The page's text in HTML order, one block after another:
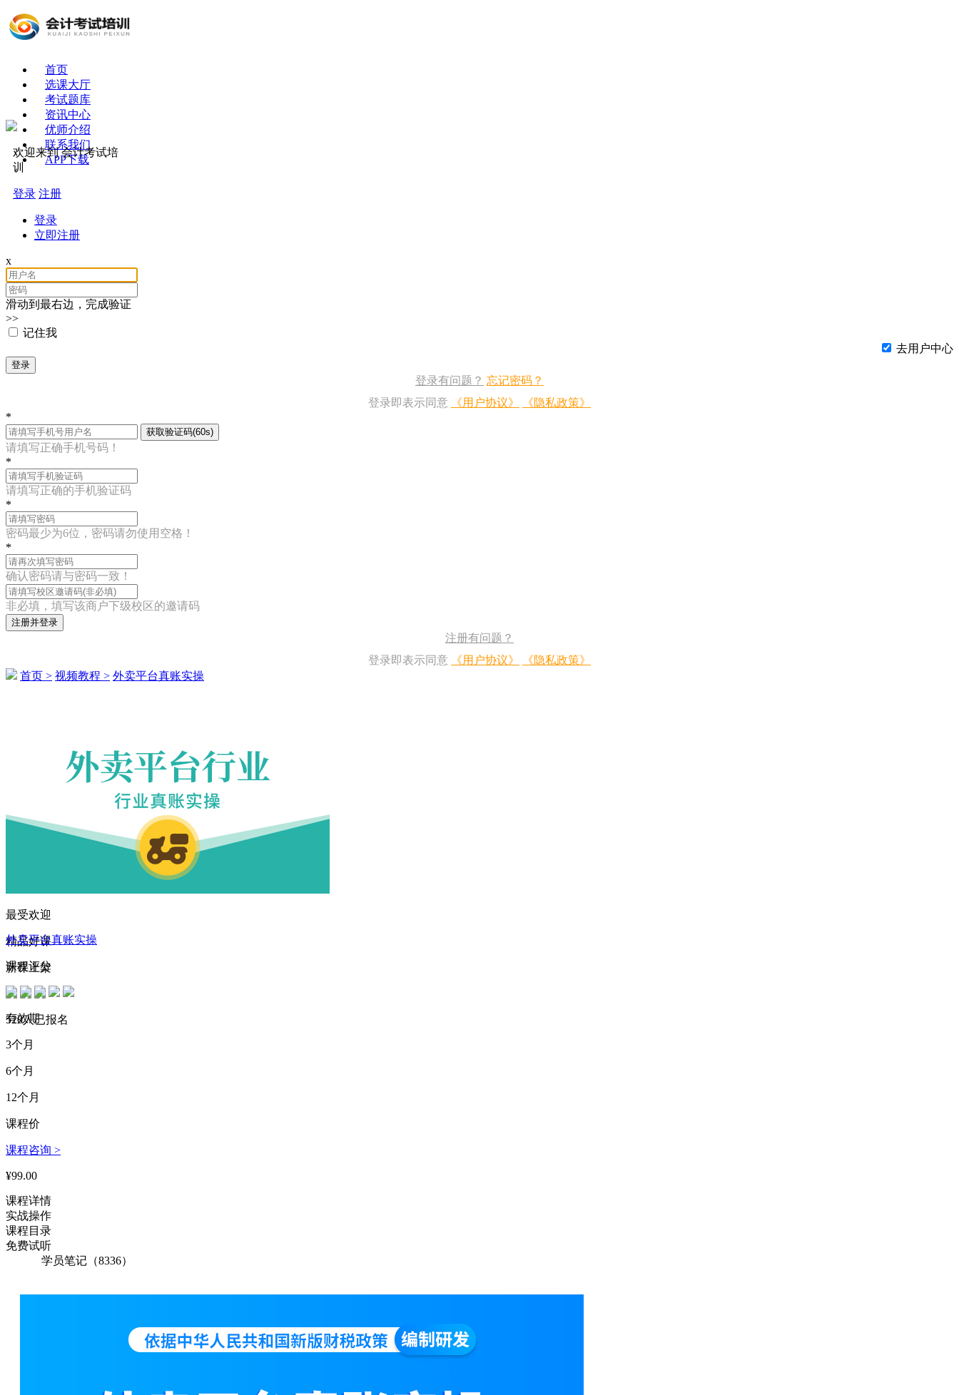
首页
选课大厅
考试题库
资讯中心
优师介绍
联系我们
APP下载
欢迎来到 会计考试培
训
登录 注册
登录
立即注册
x
滑动到最右边，完成验证
>>
记住我
去用户中心
登录
登录有问题？ 忘记密码？
登录即表示同意
《用户协议》
《隐私政策》
*
获取验证码(60s)
请填写正确手机号码！
*
请填写正确的手机验证码
*
密码最少为6位，密码请勿使用空格！
*
确认密码请与密码一致！
非必填，填写该商户下级校区的邀请码
注册并登录
注册有问题？
登录即表示同意
《用户协议》
《隐私政策》
首页 > 视频教程 > 外卖平台真账实操
137****3070 刚刚购买了该课程
179****4814 刚刚购买了该课程
138****5898 刚刚购买了该课程
178****3886 刚刚购买了该课程
135****5161 刚刚购买了该课程
139****5860 刚刚购买了该课程
160****3494 刚刚购买了该课程
155****1477 刚刚购买了该课程
171****3337 刚刚购买了该课程
136****6000 刚刚购买了该课程
165****5934 刚刚购买了该课程
149****4283 刚刚购买了该课程
179****6716 刚刚购买了该课程
190****1984 刚刚购买了该课程
144****5473 刚刚购买了该课程
161****5480 刚刚购买了该课程
179****1787 刚刚购买了该课程
183****3280 刚刚购买了该课程
134****4471 刚刚购买了该课程
170****3529 刚刚购买了该课程
133****4655 刚刚购买了该课程
最受欢迎
精品好课
新课上架
520人已报名
外卖平台真账实操
课程评分
有效期
3个月
6个月
12个月
课程价
课程咨询 >
¥99.00
课程详情
实战操作
课程目录
免费试听
学员笔记（8336）